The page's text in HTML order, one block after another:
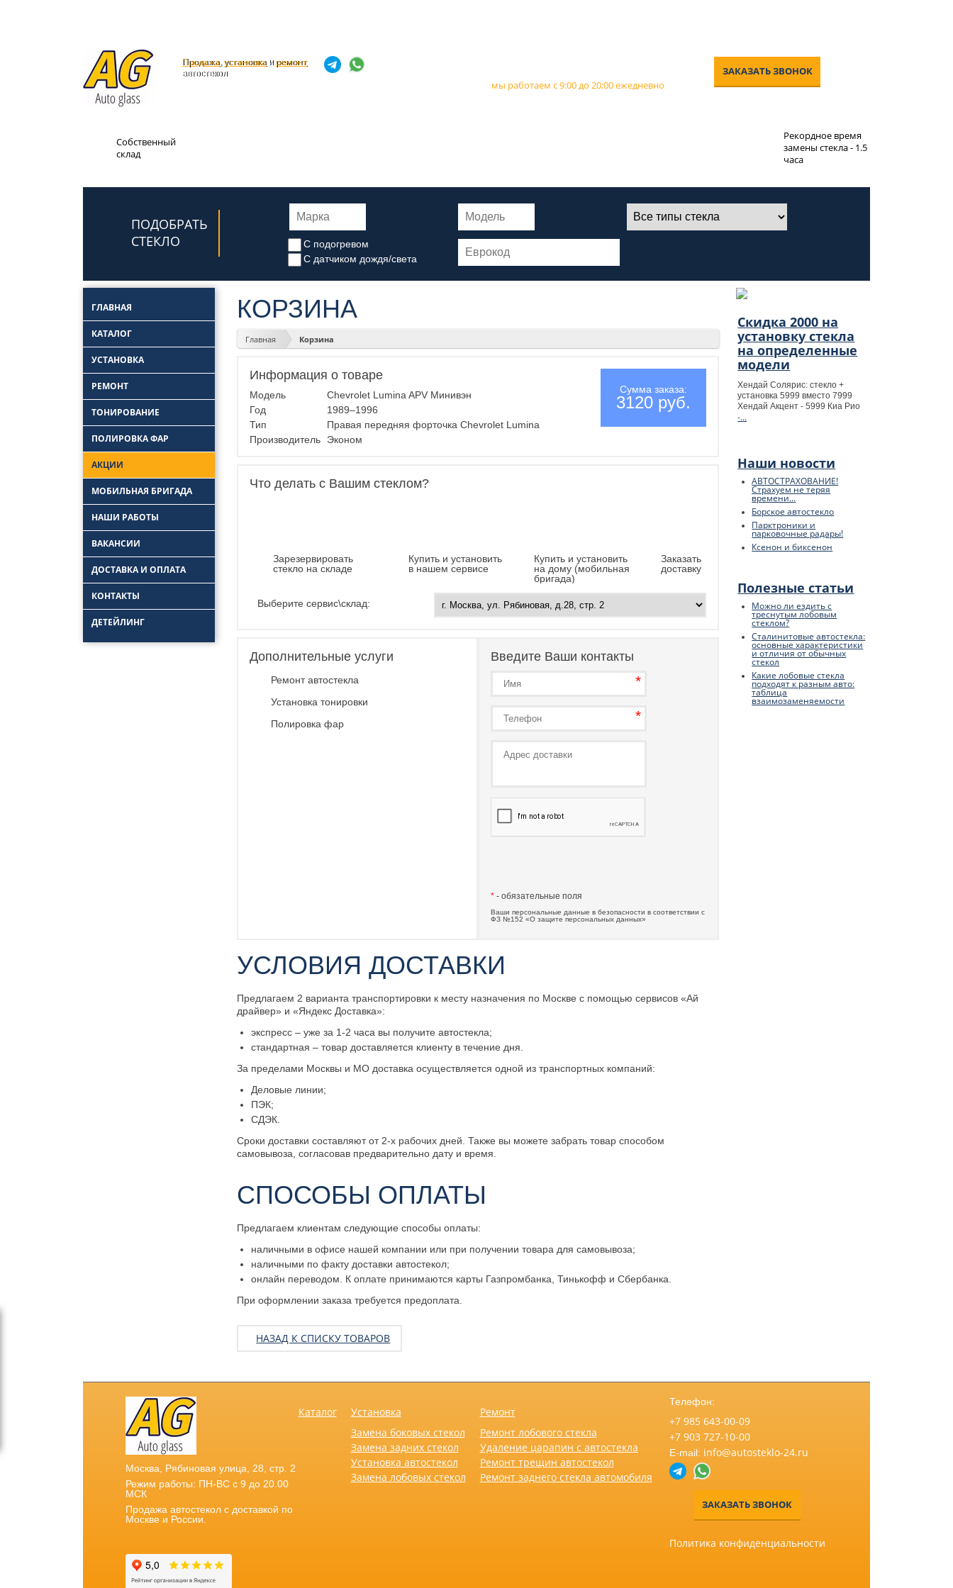
Продажа,установка и ремонт
автостекол
мы работаем с 9:00 до 20:00 ежедневно
ЗАКАЗАТЬ ЗВОНОК
Собственный
склад
Рекордное время
замены стекла - 1.5
часа
ПОДОБРАТЬ
СТЕКЛО
С подогревом
С датчиком дождя/света
ГЛАВНАЯ
КАТАЛОГ
УСТАНОВКА
стекол
Замена лобовых
РЕМОНТ
стекла
автостекла
Ремонт трещин
автостекол
Ремонт заднего
стекла автомобиля
ТОНИРОВАНИЕ
ПОЛИРОВКА ФАР
АКЦИИ
МОБИЛЬНАЯ БРИГАДА
НАШИ РАБОТЫ
ВАКАНСИИ
ДОСТАВКА И ОПЛАТА
КОНТАКТЫ
ДЕТЕЙЛИНГ
Полировка
КОРЗИНА
Главная Корзина
Сумма заказа:
3120 руб.
Информация о товаре
Модель
Chevrolet Lumina APV Минивэн
Год
1989–1996
Тип
Правая передняя форточка Chevrolet Lumina
Производитель
Эконом
Что делать с Вашим стеклом?
Зарезервировать
стекло на складе
Купить и установить
в нашем сервисе
Купить и установить
на дому (мобильная
бригада)
Заказать
доставку
Выберите сервис\склад:
Дополнительные услуги
Ремонт автостекла
Установка тонировки
Полировка фар
Введите Ваши контакты
* - обязательные поля
Ваши персональные данные в безопасности в соответствии с
ФЗ №152 «О защите персональных данных»
УСЛОВИЯ ДОСТАВКИ
Предлагаем 2 варианта транспортировки к месту назначения по Москве с помощью сервисов «Ай
драйвер» и «Яндекс Доставка»:
экспресс – уже за 1-2 часа вы получите автостекла;
стандартная – товар доставляется клиенту в течение дня.
За пределами Москвы и МО доставка осуществляется одной из транспортных компаний:
Деловые линии;
ПЭК;
СДЭК.
Сроки доставки составляют от 2-х рабочих дней. Также вы можете забрать товар способом
самовывоза, согласовав предварительно дату и время.
СПОСОБЫ ОПЛАТЫ
Предлагаем клиентам следующие способы оплаты:
наличными в офисе нашей компании или при получении товара для самовывоза;
наличными по факту доставки автостекол;
онлайн переводом. К оплате принимаются карты Газпромбанка, Тинькофф и Сбербанка.
При оформлении заказа требуется предоплата.
НАЗАД К СПИСКУ ТОВАРОВ
Скидка 2000 на
установку стекла
на определенные
модели
Хендай Солярис: стекло +
установка 5999 вместо 7999
Хендай Акцент - 5999 Киа Рио
-...
Наши новости
АВТОСТРАХОВАНИЕ!
Страхуем не теряя
времени...
Борское автостекло
Парктроники и
парковочные радары!
Ксенон и биксенон
Полезные статьи
Можно ли ездить с
треснутым лобовым
стеклом?
Сталинитовые автостекла:
основные характеристики
и отличия от обычных
стекол
Какие лобовые стекла
подходят к разным авто:
таблица
взаимозаменяемости
Москва, Рябиновая улица, 28, стр. 2
Режим работы: ПН-ВС с 9 до 20.00
МСК
Продажа автостекол с доставкой по
Москве и России.
Каталог
Установка
Замена боковых стекол
Замена задних стекол
Установка автостекол
Замена лобовых стекол
Ремонт
Ремонт лобового стекла
Удаление царапин с автостекла
Ремонт трещин автостекол
Ремонт заднего стекла автомобиля
Телефон:
+7 985 643-00-09
+7 903 727-10-00
E-mail: info@autosteklo-24.ru
ЗАКАЗАТЬ ЗВОНОК
Политика конфиденциальности